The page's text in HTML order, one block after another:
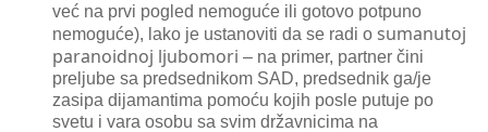
već na prvi pogled nemoguće ili gotovo potpuno
nemoguće), lako je ustanoviti da se radi o sumanutoj
paranoidnoj ljubomori – na primer, partner čini
preljube sa predsednikom SAD, predsednik ga/je
zasipa dijamantima pomoću kojih posle putuje po
svetu i vara osobu sa svim državnicima na